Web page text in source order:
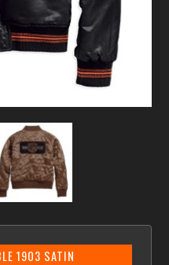
1903 SATIN